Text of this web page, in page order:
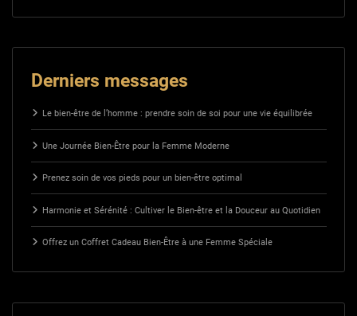
Derniers messages
Le bien-être de l’homme : prendre soin de soi pour une vie équilibrée
Une Journée Bien-Être pour la Femme Moderne
Prenez soin de vos pieds pour un bien-être optimal
Harmonie et Sérénité : Cultiver le Bien-être et la Douceur au Quotidien
Offrez un Coffret Cadeau Bien-Être à une Femme Spéciale